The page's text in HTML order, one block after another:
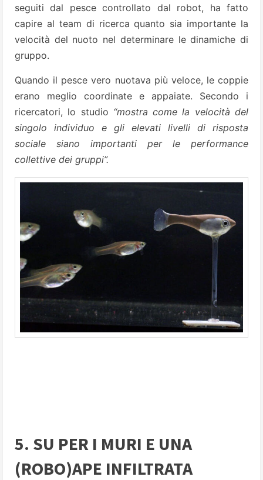
seguiti dal pesce controllato dal robot, ha fatto
capire al team di ricerca quanto sia importante la
velocità del nuoto nel determinare le dinamiche di
gruppo.
Quando il pesce vero nuotava più veloce, le coppie
erano meglio coordinate e appaiate. Secondo i
ricercatori, lo studio “mostra come la velocità del
singolo individuo e gli elevati livelli di risposta
sociale siano importanti per le performance
collettive dei gruppi”.
5. SU PER I MURI E UNA
(ROBO)APE INFILTRATA